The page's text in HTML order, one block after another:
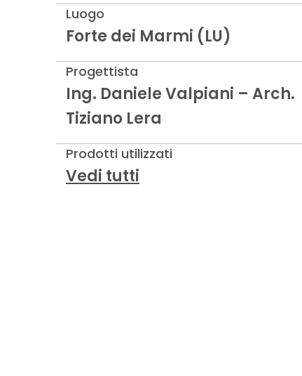
Luogo
Forte dei Marmi (LU)
Progettista
Ing. Daniele Valpiani – Arch.
Tiziano Lera
Prodotti utilizzati
Vedi tutti